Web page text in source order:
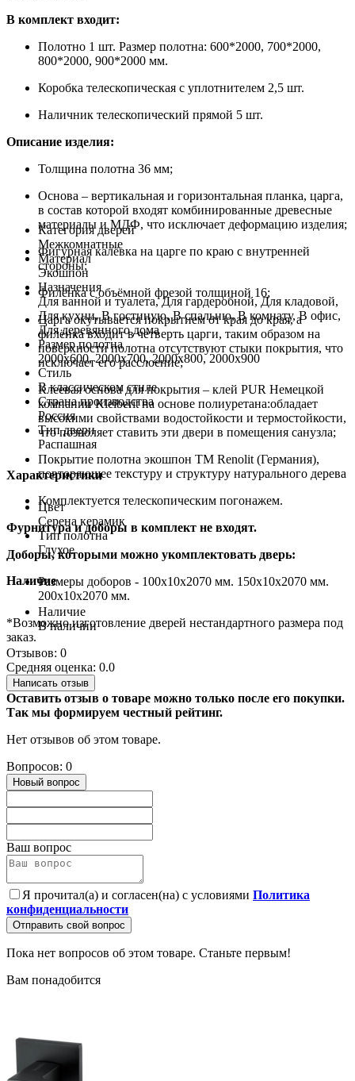
В комплект входит:
Полотно 1 шт. Размер полотна: 600*2000, 700*2000,
800*2000, 900*2000 мм.
Коробка телескопическая с уплотнителем 2,5 шт.
Наличник телескопический прямой 5 шт.
Описание изделия:
Толщина полотна 36 мм;
Основа – вертикальная и горизонтальная планка, царга,
в состав которой входят комбинированные древесные
материалы и МДФ, что исключает деформацию изделия;
Фигурная калёвка на царге по краю с внутренней
стороны;
Филёнка с объёмной фрезой толщиной 16;
Царга окутывается покрытием от края до края, а
филёнка входит в четверть царги, таким образом на
поверхности полотна отсутствуют стыки покрытия, что
исключает его расслоение;
Клеевая основа для покрытия – клей PUR Немецкой
компании Kleiberit на основе полиуретана:обладает
высокими свойствами водостойкости и термостойкости,
что позволяет ставить эти двери в помещения санузла;
Покрытие полотна экошпон ТМ Renolit (Германия),
повторяющее текстуру и структуру натурального дерева
Комплектуется телескопическим погонажем.
Фурнитура и доборы в комплект не входят.
Доборы, которыми можно укомплектовать дверь:
Размеры доборов - 100x10х2070 мм. 150x10х2070 мм.
200x10х2070 мм.
*Возможно изготовление дверей нестандартного размера под
заказ.
Категория дверей
Межкомнатные
Материал
Экошпон
Назначения
Для ванной и туалета, Для гардеробной, Для кладовой,
Для кухни, В гостиную, В спальню, В комнату, В офис,
Для деревянного дома
Размер полотна
2000х600, 2000х700, 2000х800, 2000х900
Стиль
В классическом стиле
Страна производства
Россия
Тип двери
Распашная
Характеристики
Цвет
Серена керамик
Тип полотна
Глухое
Наличие
Наличие
В наличии
Отзывов: 0
Средняя оценка: 0.0
Написать отзыв
Оставить отзыв о товаре можно только после его покупки.
Так мы формируем честный рейтинг.
Нет отзывов об этом товаре.
Вопросов: 0
Новый вопрос
Ваш вопрос
Я прочитал(а) и согласен(на) с условиями Политика
конфиденциальности
Отправить свой вопрос
Пока нет вопросов об этом товаре. Станьте первым!
Вам понадобится